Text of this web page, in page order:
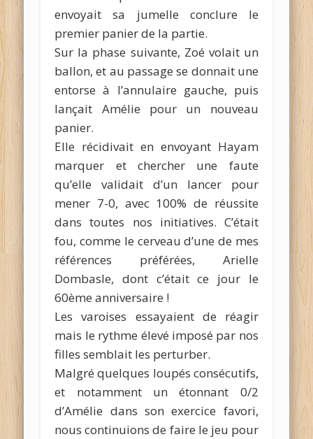
envoyait sa jumelle conclure le
premier panier de la partie.
Sur la phase suivante, Zoé volait un
ballon, et au passage se donnait une
entorse à l’annulaire gauche, puis
lançait Amélie pour un nouveau
panier.
Elle récidivait en envoyant Hayam
marquer et chercher une faute
qu’elle validait d’un lancer pour
mener 7-0, avec 100% de réussite
dans toutes nos initiatives. C’était
fou, comme le cerveau d’une de mes
références préférées, Arielle
Dombasle, dont c’était ce jour le
60ème anniversaire !
Les varoises essayaient de réagir
mais le rythme élevé imposé par nos
filles semblait les perturber.
Malgré quelques loupés consécutifs,
et notamment un étonnant 0/2
d’Amélie dans son exercice favori,
nous continuions de faire le jeu pour